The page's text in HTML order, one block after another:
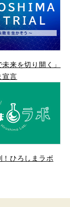
未来を切り開く」
宣言
！ひろしまラボ